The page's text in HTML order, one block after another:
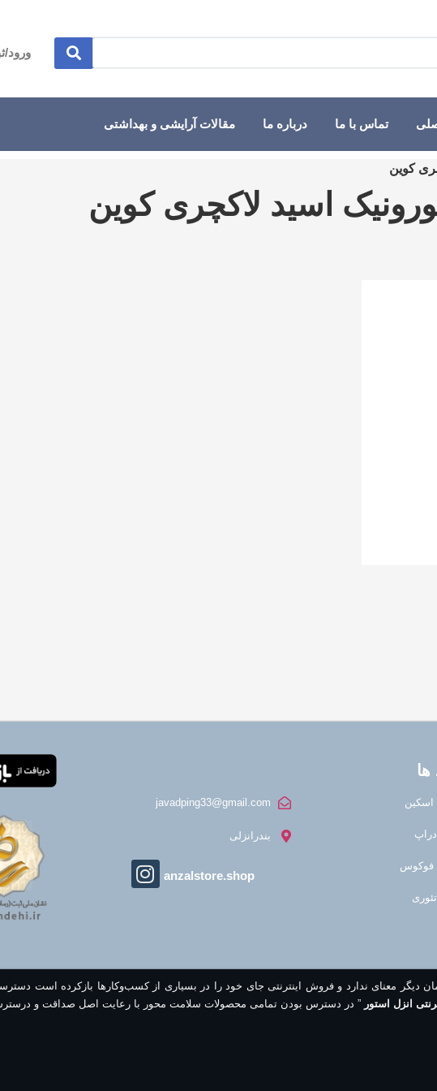
ورود/
تماس با ما درباره ما مقالات آرایشی و بهداشتی
کوین
اسید لاکچری کوین
ها
اسکین
فوکوس
javadping33@gmail.com
بندرانزلی
anzalstore.shop
دیگر معنای ندارد و فروش اینترنتی جای خود را در بسیاری از کسب‌وکارها بازکرده است
انزل استور ” در دسترس بودن تمامی محصولات سلامت محور با رعایت اصل صداقت و